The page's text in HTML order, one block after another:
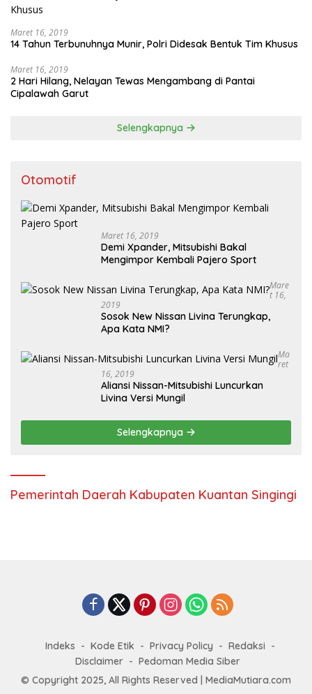
Maret 16, 2019
14 Tahun Terbunuhnya Munir, Polri Didesak Bentuk Tim Khusus
Maret 16, 2019
2 Hari Hilang, Nelayan Tewas Mengambang di Pantai
Cipalawah Garut
Selengkapnya
Otomotif
Maret 16, 2019
Demi Xpander, Mitsubishi Bakal
Mengimpor Kembali Pajero Sport
Mare
T 16,
2019
Sosok New Nissan Livina Terungkap,
Apa Kata NMI?
Ma
Ret
16, 2019
Aliansi Nissan-Mitsubishi Luncurkan
Livina Versi Mungil
Selengkapnya
Pemerintah Daerah Kabupaten Kuantan Singingi
Indeks Kode Etik Privacy Policy
Redaksi
Disclaimer
Pedoman Media Siber
© Copyright 2025, All Rights Reserved | MediaMutiara.com